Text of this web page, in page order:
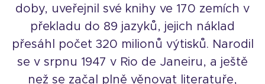
doby, uveřejnil své knihy ve 170 zemích v
překladu do 89 jazyků, jejich náklad
přesáhl počet 320 milionů výtisků. Narodil
se v srpnu 1947 v Rio de Janeiru, a ještě
než se začal plně věnovat literatuře,